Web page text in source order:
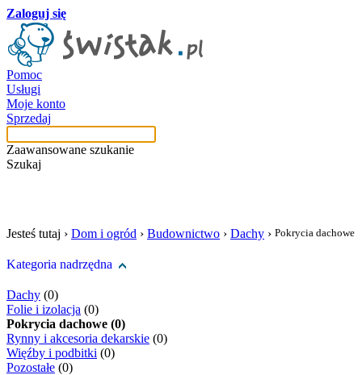
Zaloguj się
Pomoc
Usługi
Moje konto
Sprzedaj
Zaawansowane szukanie
Szukaj
Jesteś tutaj › Dom i ogród › Budownictwo › Dachy › Pokrycia dachowe
Kategoria nadrzędna
Dachy (0)
Folie i izolacja (0)
Pokrycia dachowe (0)
Rynny i akcesoria dekarskie (0)
Więźby i podbitki (0)
Pozostałe (0)